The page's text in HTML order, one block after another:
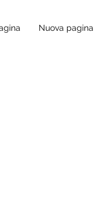
Nuova pagina